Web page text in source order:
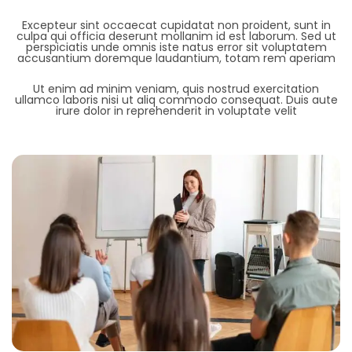
Excepteur sint occaecat cupidatat non proident, sunt in
culpa qui officia deserunt mollanim id est laborum. Sed ut
perspiciatis unde omnis iste natus error sit voluptatem
accusantium doremque laudantium, totam rem aperiam
Ut enim ad minim veniam, quis nostrud exercitation
ullamco laboris nisi ut aliq commodo consequat. Duis aute
irure dolor in reprehenderit in voluptate velit